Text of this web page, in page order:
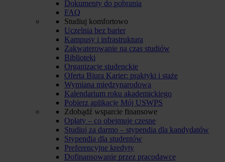
Dokumenty do pobrania
FAQ
Studiuj komfortowo
Uczelnia bez barier
Kampusy i infrastruktura
Zakwaterowanie na czas studiów
Biblioteki
Organizacje studenckie
Oferta Biura Karier: praktyki i staże
Wymiana międzynarodowa
Kalendarium roku akademickiego
Pobierz aplikację Mój USWPS
Zdobądź wsparcie finansowe
Opłaty – co obejmuje czesne
Studiuj za darmo – stypendia dla kandydatów
Stypendia dla studentów
Preferencyjne kredyty
Dofinansowanie przez pracodawcę